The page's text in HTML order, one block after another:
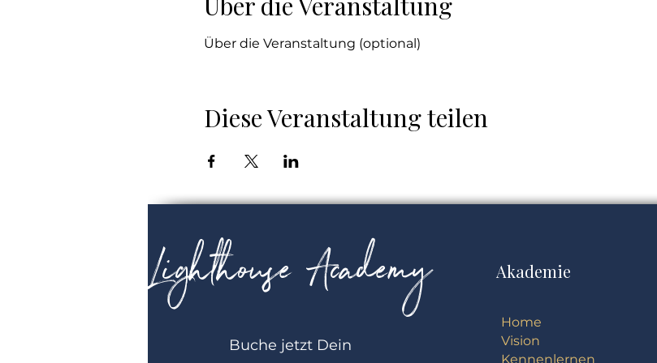
Über die Veranstaltung (optional)
Diese Veranstaltung teilen
Lighthouse Academy
Buche jetzt Dein
Akademie
Home
Vision
Kennenlernen